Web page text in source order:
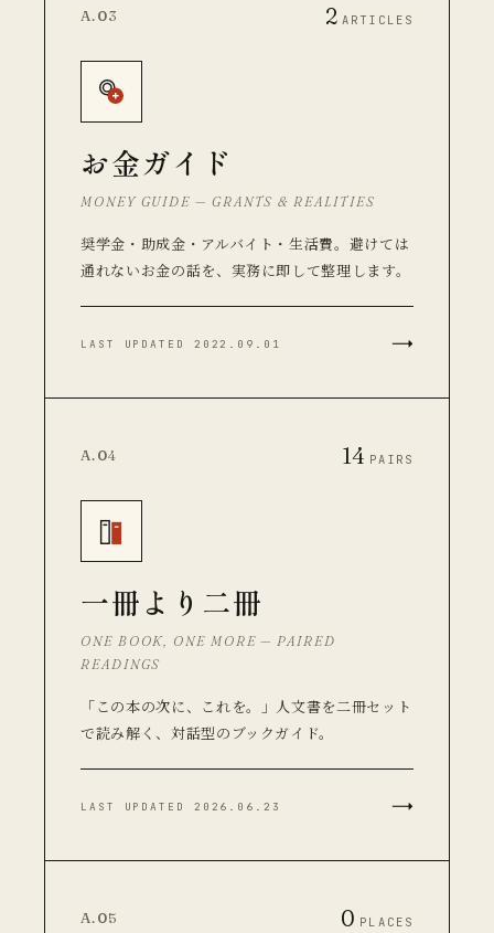
A.03 2 ARTICLES
お金ガイド
MONEY GUIDE — GRANTS & REALITIES
奨学金・助成金・アルバイト・生活費。避けては
通れないお金の話を、実務に即して整理します。
LAST UPDATED 2022.09.01 →
A.04 14 PAIRS
一冊より二冊
ONE BOOK, ONE MORE — PAIRED
READINGS
「この本の次に、これを。」人文書を二冊セット
で読み解く、対話型のブックガイド。
LAST UPDATED 2026.06.23 →
A.05 0 PLACES